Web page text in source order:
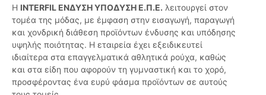
Η INTERFIL ΕΝΔΥΣΗ ΥΠΟΔΥΣΗ Ε.Π.Ε. λειτουργεί στον
τομέα της μόδας, με έμφαση στην εισαγωγή, παραγωγή
και χονδρική διάθεση προϊόντων ένδυσης και υπόδησης
υψηλής ποιότητας. Η εταιρεία έχει εξειδικευτεί
ιδιαίτερα στα επαγγελματικά αθλητικά ρούχα, καθώς
και στα είδη που αφορούν τη γυμναστική και το χορό,
προσφέροντας ένα ευρύ φάσμα προϊόντων σε αυτούς